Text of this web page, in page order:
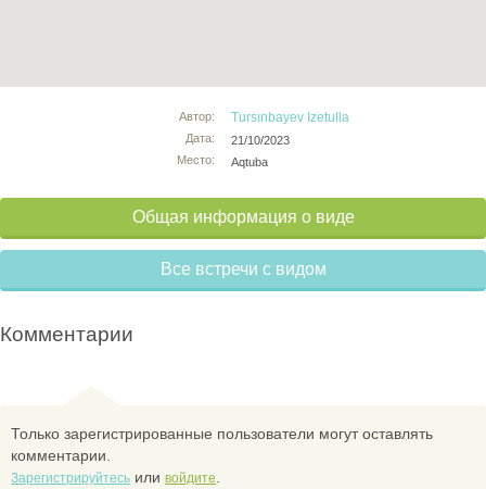
Автор:
Дата:
Место:
Tursınbayev Izetulla
21/10/2023
Aqtuba
Общая информация о виде
Все встречи с видом
Комментарии
Только зарегистрированные пользователи могут оставлять
комментарии.
Зарегистрируйтесь или войдите